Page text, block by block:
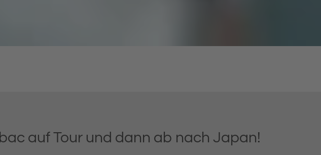
bac auf Tour und dann ab nach Japan!